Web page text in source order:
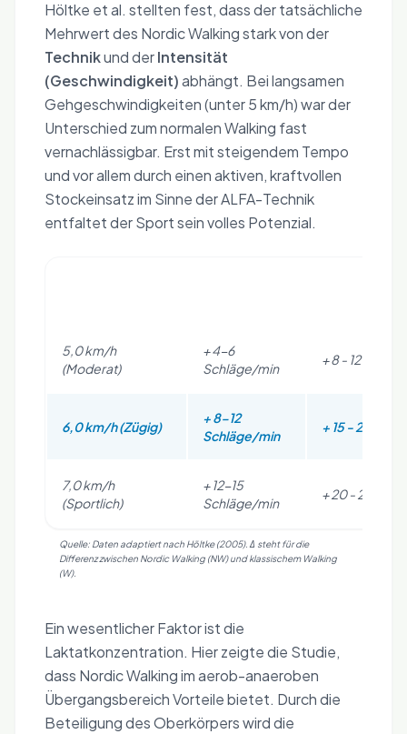
Höltke et al. stellten fest, dass der tatsächliche
Mehrwert des Nordic Walking stark von der
Technikund derIntensität
(Geschwindigkeit)abhängt. Bei langsamen
Gehgeschwindigkeiten (unter 5 km/h) war der
Unterschied zum normalen Walking fast
vernachlässigbar. Erst mit steigendem Tempo
und vor allem durch einen aktiven, kraftvollen
Stockeinsatz im Sinne der ALFA-Technik
entfaltet der Sport sein volles Potenzial.
5,0 km/h
(Moderat)
+ 4-6
Schläge/min
+ 8 - 12%
6,0 km/h (Zügig)
+ 8-12
Schläge/min
+ 15 - 22%
7,0 km/h
(Sportlich)
+ 12-15
Schläge/min
+ 20 - 28%
Quelle: Daten adaptiert nach Höltke (2005). Δ steht für die
Differenz zwischen Nordic Walking (NW) und klassischem Walking
(W).
Ein wesentlicher Faktor ist die
Laktatkonzentration. Hier zeigte die Studie,
dass Nordic Walking im aerob-anaeroben
Übergangsbereich Vorteile bietet. Durch die
Beteiligung des Oberkörpers wird die